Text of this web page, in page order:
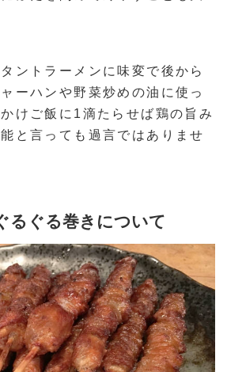
ントラーメンに味変で後から
ーハンや野菜炒めの油に使っ
けご飯に1滴たらせば鶏の旨み
と言っても過言ではありませ
るぐる巻きについて